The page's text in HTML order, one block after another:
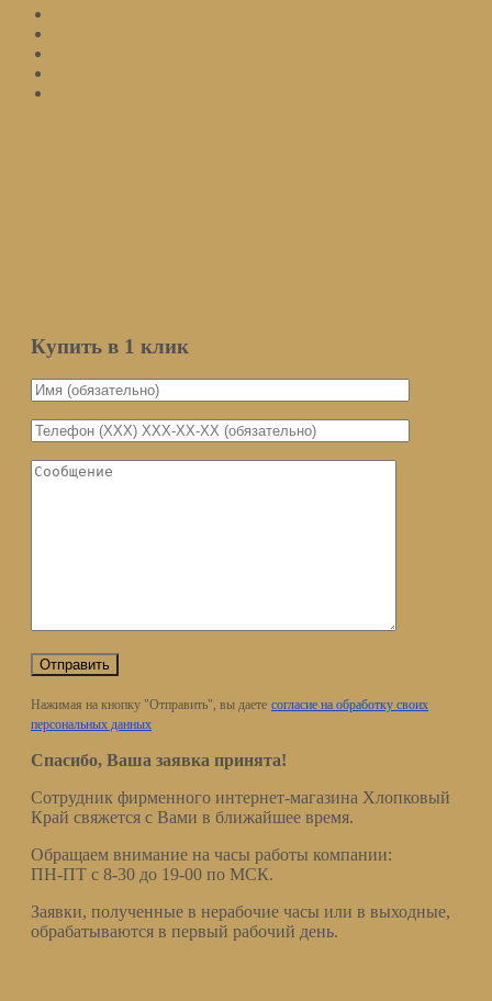
Купить в 1 клик
Нажимая на кнопку "Отправить", вы даете согласие на обработку своих
персональных данных
Спасибо, Ваша заявка принята!
Сотрудник фирменного интернет-магазина Хлопковый
Край свяжется с Вами в ближайшее время.
Обращаем внимание на часы работы компании:
ПН-ПТ с 8-30 до 19-00 по МСК.
Заявки, полученные в нерабочие часы или в выходные,
обрабатываются в первый рабочий день.